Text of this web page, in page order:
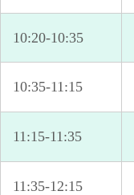
10:20-10:35
10:35-11:15
11:15-11:35
11:35-12:15